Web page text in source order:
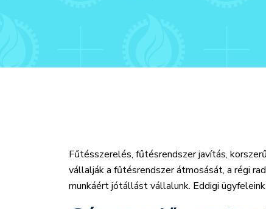
Fűtésszerelés, fűtésrendszer javítás,
vállalják a fűtésrendszer átmosását, a régi
munkáért jótállást vállalunk. Eddigi